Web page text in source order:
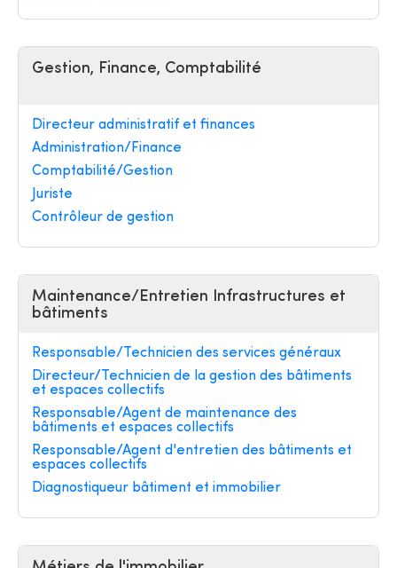
Gestion, Finance, Comptabilité
Directeur administratif et finances
Administration/Finance
Comptabilité/Gestion
Juriste
Contrôleur de gestion
Maintenance/Entretien Infrastructures et
bâtiments
Responsable/Technicien des services généraux
Directeur/Technicien de la gestion des bâtiments
et espaces collectifs
Responsable/Agent de maintenance des
bâtiments et espaces collectifs
Responsable/Agent d'entretien des bâtiments et
espaces collectifs
Diagnostiqueur bâtiment et immobilier